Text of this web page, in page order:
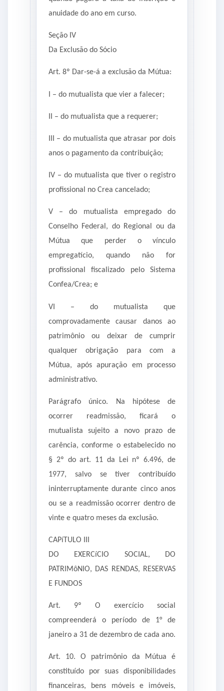
anuidade do ano em curso.
Seção IV
Da Exclusão do Sócio
Art. 8º Dar-se-á a exclusão da Mútua:
I – do mutualista que vier a falecer;
II – do mutualista que a requerer;
III – do mutualista que atrasar por dois
anos o pagamento da contribuição;
IV – do mutualista que tiver o registro
profissional no Crea cancelado;
V – do mutualista empregado do
Conselho Federal, do Regional ou da
Mútua que perder o vínculo
empregatício, quando não for
profissional fiscalizado pelo Sistema
Confea/Crea; e
VI – do mutualista que
comprovadamente causar danos ao
patrimônio ou deixar de cumprir
qualquer obrigação para com a
Mútua, após apuração em processo
administrativo.
Parágrafo único. Na hipótese de
ocorrer readmissão, ficará o
mutualista sujeito a novo prazo de
carência, conforme o estabelecido no
§ 2º do art. 11 da Lei nº 6.496, de
1977, salvo se tiver contribuído
ininterruptamente durante cinco anos
ou se a readmissão ocorrer dentro de
vinte e quatro meses da exclusão.
CAPíTULO III
DO EXERCíCIO SOCIAL, DO
PATRIMôNIO, DAS RENDAS, RESERVAS
E FUNDOS
Art. 9º O exercício social
compreenderá o período de 1° de
janeiro a 31 de dezembro de cada ano.
Art. 10. O patrimônio da Mútua é
constituído por suas disponibilidades
financeiras, bens móveis e imóveis,